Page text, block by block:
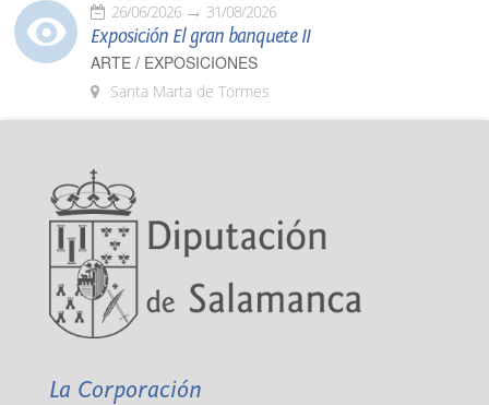
26/06/2026 31/08/2026
Exposición El gran banquete II
ARTE / EXPOSICIONES
Santa Marta de Tormes
La Corporación